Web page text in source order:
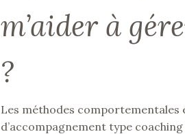
m’aider à
?
Les méthodes comportementales
d’accompagnement type